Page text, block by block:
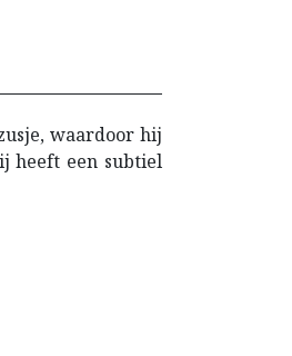
waardoor hij
heeft een subtiel